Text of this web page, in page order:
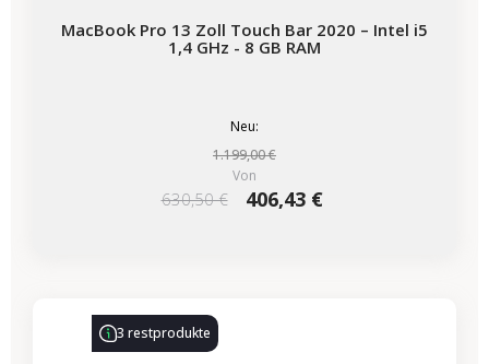
MacBook Pro 13 Zoll Touch Bar 2020 – Intel i5
1,4 GHz - 8 GB RAM
Neu:
1.199,00 €
Von
630,50 € 406,43 €
3 restprodukte